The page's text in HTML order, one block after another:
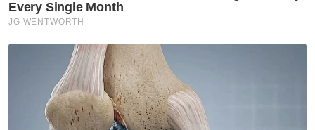
Kolej Mara Banting bentuk
generasi berprinsip, bukan
sekadar cemerlang akademik
Rasuah Busters
KHSB, Rasuah Busters jalin